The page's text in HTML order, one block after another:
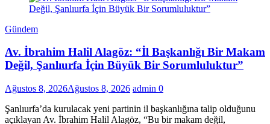
Gündem
Av. İbrahim Halil Alagöz: “İl Başkanlığı Bir Makam
Değil, Şanlıurfa İçin Büyük Bir Sorumluluktur”
Ağustos 8, 2026Ağustos 8, 2026 admin 0
Şanlıurfa’da kurulacak yeni partinin il başkanlığına talip olduğunu
açıklayan Av. İbrahim Halil Alagöz, “Bu bir makam değil,